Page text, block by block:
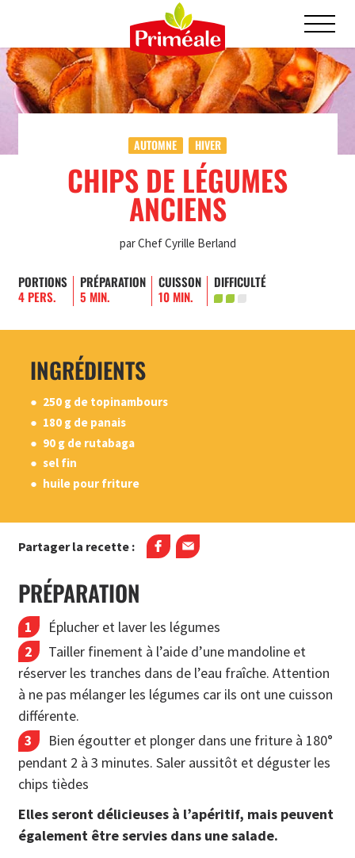
AUTOMNE HIVER
CHIPS DE LÉGUMES
ANCIENS
par Chef Cyrille Berland
PORTIONS
4 PERS.
PRÉPARATION
5 MIN.
CUISSON
10 MIN.
DIFFICULTÉ
INGRÉDIENTS
250 g de topinambours
180 g de panais
90 g de rutabaga
sel fin
huile pour friture
Partager la recette :
PRÉPARATION
Éplucher et laver les légumes
Tailler finement à l’aide d’une mandoline et
réserver les tranches dans de l’eau fraîche. Attention
à ne pas mélanger les légumes car ils ont une cuisson
différente.
Bien égoutter et plonger dans une friture à 180°
pendant 2 à 3 minutes. Saler aussitôt et déguster les
chips tièdes
Elles seront délicieuses à l’apéritif, mais peuvent
également être servies dans une salade.